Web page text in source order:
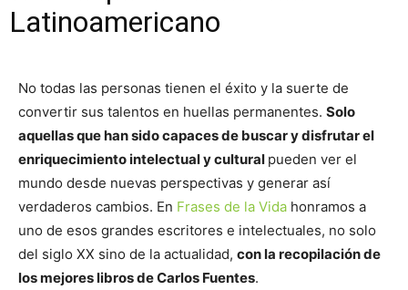
Latinoamericano
No todas las personas tienen el éxito y la suerte de
convertir sus talentos en huellas permanentes. Solo
aquellas que han sido capaces de buscar y disfrutar el
enriquecimiento intelectual y cultural pueden ver el
mundo desde nuevas perspectivas y generar así
verdaderos cambios. En Frases de la Vida honramos a
uno de esos grandes escritores e intelectuales, no solo
del siglo XX sino de la actualidad, con la recopilación de
los mejores libros de Carlos Fuentes.